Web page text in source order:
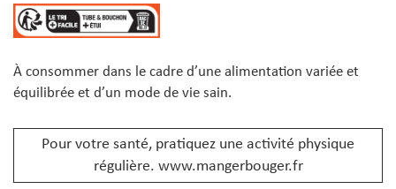
À consommer dans le cadre d’une alimentation variée et
équilibrée et d’un mode de vie sain.
Pour votre santé, pratiquez une activité physique
régulière. www.mangerbouger.fr